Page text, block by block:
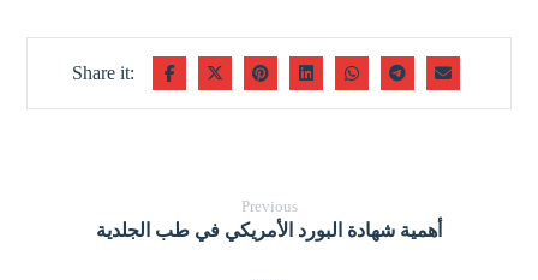
Previous
أهمية شهادة البورد الأمريكي في طب الجلدية